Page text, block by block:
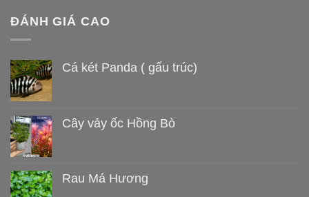
ĐÁNH GIÁ CAO
Cá két Panda ( gấu trúc)
Cây vảy ốc Hồng Bò
Rau Má Hương